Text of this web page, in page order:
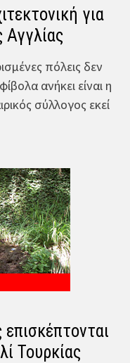
για
Αγγλίας
πόλεις δεν
ανήκει είναι η
σύλλογος εκεί
Τουρκίας